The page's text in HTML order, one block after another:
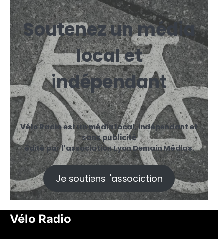
Soutenez un média
local et
indépendant
Vélo Radio est un média local, indépendant et
sans publicité
édité par l'association Lyon Demain Médias.
Je soutiens l'association
Vélo Radio